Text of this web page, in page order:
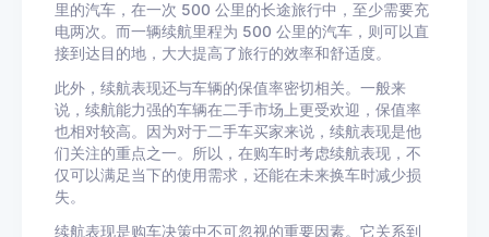
里的汽车，在一次 500 公里的长途旅行中，至少需要充
电两次。而一辆续航里程为 500 公里的汽车，则可以直
接到达目的地，大大提高了旅行的效率和舒适度。
此外，续航表现还与车辆的保值率密切相关。一般来
说，续航能力强的车辆在二手市场上更受欢迎，保值率
也相对较高。因为对于二手车买家来说，续航表现是他
们关注的重点之一。所以，在购车时考虑续航表现，不
仅可以满足当下的使用需求，还能在未来换车时减少损
失。
续航表现是购车决策中不可忽视的重要因素。它关系到